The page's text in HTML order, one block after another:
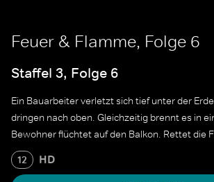
Feuer & Flamme, Folge 6
Staffel 3, Folge 6
Ein Bauarbeiter verletzt sich tief unter der
dringen nach oben. Gleichzeitig brennt es in
Bewohner flüchtet auf den Balkon. Rettet die
12 HD